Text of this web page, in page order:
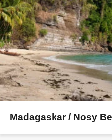
Madagaskar / Nosy Be